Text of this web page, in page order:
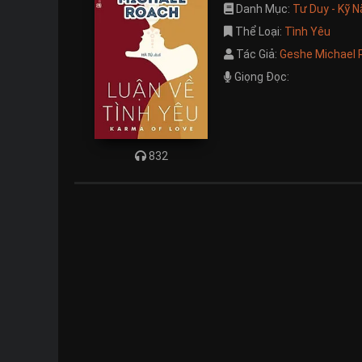
832
Danh Mục: Tư Duy - Kỹ
Thể Loại: Tình Yêu
Tác Giả: Geshe Michael
Giọng Đọc: